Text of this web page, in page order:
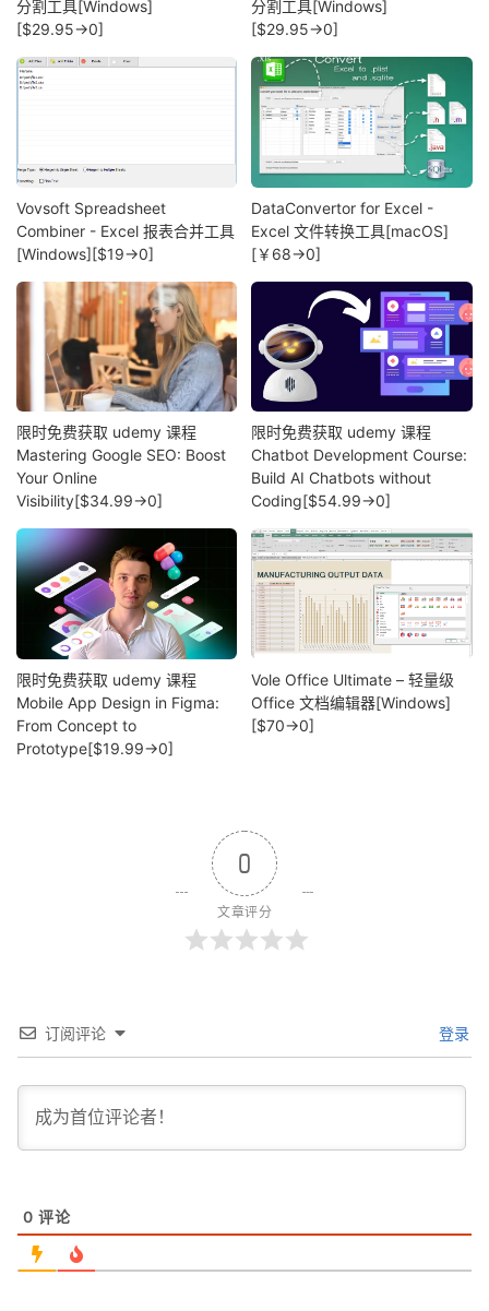
分割工具[Windows]
[$29.95→0]
分割工具[Windows]
[$29.95→0]
Vovsoft Spreadsheet
Combiner - Excel 报表合并工具
[Windows][$19→0]
DataConvertor for Excel -
Excel 文件转换工具[macOS]
[￥68→0]
限时免费获取 udemy 课程
Mastering Google SEO: Boost
Your Online
Visibility[$34.99→0]
限时免费获取 udemy 课程
Chatbot Development Course:
Build AI Chatbots without
Coding[$54.99→0]
限时免费获取 udemy 课程
Mobile App Design in Figma:
From Concept to
Prototype[$19.99→0]
Vole Office Ultimate – 轻量级
Office 文档编辑器[Windows]
[$70→0]
0
文章评分
订阅评论 登录
0 评论